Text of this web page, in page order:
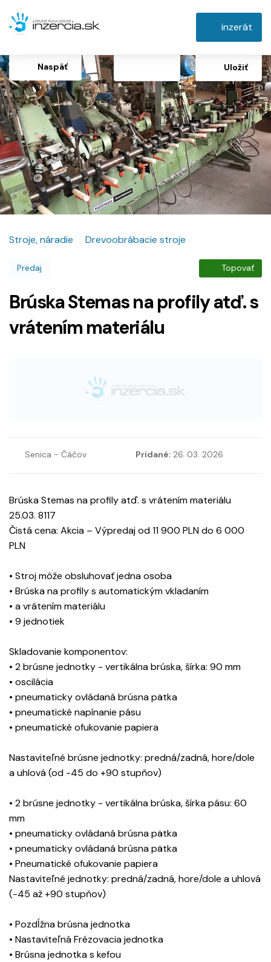
inzerát
Naspäť Uložiť
Stroje, náradie Drevoobrábacie stroje
Predaj Topovať
Brúska Stemas na profily atď. s
vrátením materiálu
Senica - Čáčov Pridané: 26. 03. 2026
Brúska Stemas na profily atď. s vrátením materiálu
25.03. 8117
Čistá cena: Akcia – Výpredaj od 11 900 PLN do 6 000
PLN
• Stroj môže obsluhovať jedna osoba
• Brúska na profily s automatickým vkladaním
• a vrátením materiálu
• 9 jednotiek
Skladovanie komponentov:
• 2 brúsne jednotky - vertikálna brúska, šírka: 90 mm
• oscilácia
• pneumaticky ovládaná brúsna pätka
• pneumatické napínanie pásu
• pneumatické ofukovanie papiera
Nastaviteľné brúsne jednotky: predná/zadná, hore/dole
a uhlová (od -45 do +90 stupňov)
• 2 brúsne jednotky - vertikálna brúska, šírka pásu: 60
mm
• pneumaticky ovládaná brúsna pätka
• pneumaticky ovládaná brúsna pätka
• Pneumatické ofukovanie papiera
Nastaviteľné jednotky: predná/zadná, hore/dole a uhlová
(-45 až +90 stupňov)
• Pozdĺžna brúsna jednotka
• Nastaviteľná Frézovacia jednotka
• Brúsna jednotka s kefou